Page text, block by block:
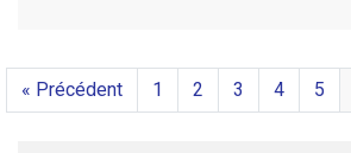
« Précédent 1 2 3 4 5